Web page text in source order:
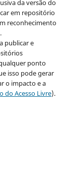
da versão do
em repositório
reconhecimento
publicar e
ponto
isso pode gerar
o impacto e a
do Acesso Livre).